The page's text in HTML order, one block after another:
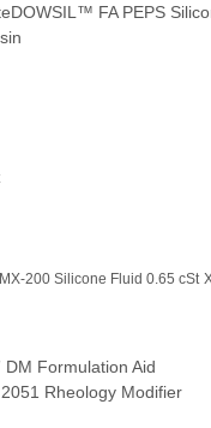
DOWSIL™ FA PEPS
200 Silicone Fluid 0.65 cSt
Formulation Aid
Rheology Modifier